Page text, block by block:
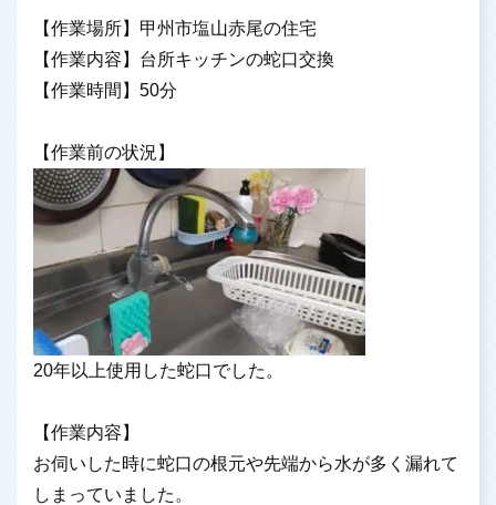
【作業場所】甲州市塩山赤尾の住宅
【作業内容】台所キッチンの蛇口交換
【作業時間】50分
【作業前の状況】
20年以上使用した蛇口でした。
【作業内容】
お伺いした時に蛇口の根元や先端から水が多く漏れて
しまっていました。